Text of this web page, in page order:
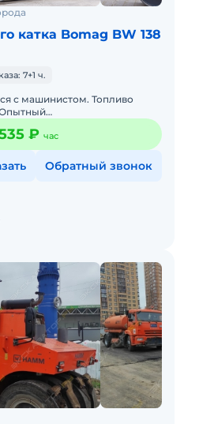
катка Bomag BW 138
7+1 ч.
с машинистом. Топливо
и что самое главное без ош
₽ час
Обратный звонок